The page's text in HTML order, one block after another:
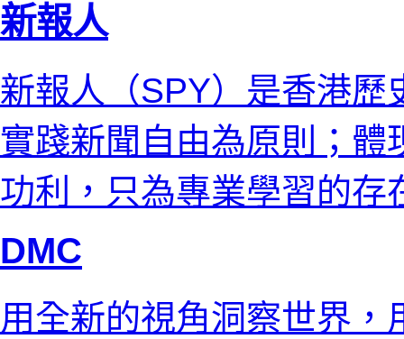
新報人
新報人（SPY）是香港歷
實踐新聞自由為原則；體
功利，只為專業學習的存
DMC
用全新的視角洞察世界